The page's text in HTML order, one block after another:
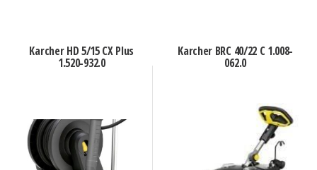
Karcher HD 5/15 CX Plus
1.520-932.0
Karcher BRC 40/22 C 1.008-
062.0